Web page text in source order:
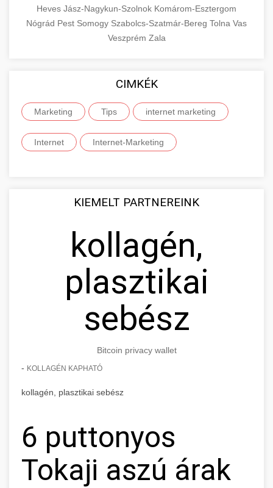
Heves Jász-Nagykun-Szolnok Komárom-Esztergom
Nógrád Pest Somogy Szabolcs-Szatmár-Bereg Tolna Vas
Veszprém Zala
CIMKÉK
Marketing Tips internet marketing
Internet Internet-Marketing
KIEMELT PARTNEREINK
kollagén,
plasztikai
sebész
Bitcoin privacy wallet
- KOLLAGÉN KAPHATÓ
kollagén, plasztikai sebész
6 puttonyos
Tokaji aszú árak